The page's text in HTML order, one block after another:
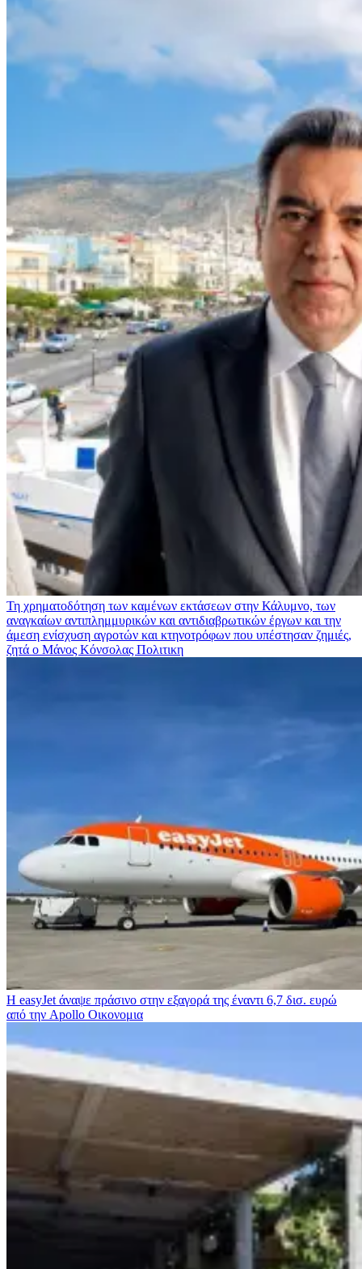
Τη χρηματοδότηση των καμένων εκτάσεων στην Κάλυμνο, των
αναγκαίων αντιπλημμυρικών και αντιδιαβρωτικών έργων και την
άμεση ενίσχυση αγροτών και κτηνοτρόφων που υπέστησαν ζημιές,
ζητά ο Μάνος Κόνσολας Πολιτικη
Η easyJet άναψε πράσινο στην εξαγορά της έναντι 6,7 δισ. ευρώ
από την Apollo Οικονομια